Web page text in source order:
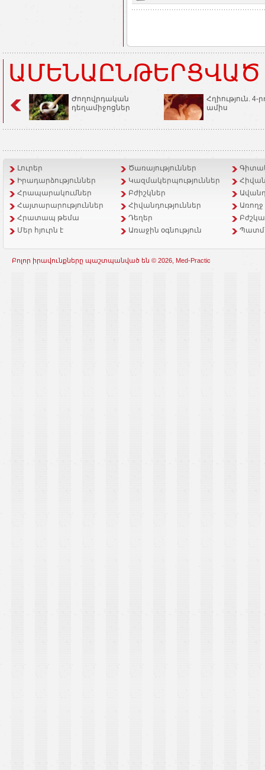
Ժողովրդական
դեղամիջոցներ
Հղիություն. 4-
ամիս
Լուրեր Ծառայություններ
Իրադարձություններ
Կազմակերպություններ
Հրապարակումներ
Բժիշկներ
Հայտարարություններ
Հիվանդություններ
Հրատապ թեմա
Դեղեր
Մեր հյուրն է
Առաջին օգնություն
Բոլոր իրավունքները պաշտպանված են © 2026, Med-Practic